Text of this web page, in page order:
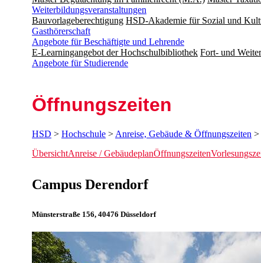
Weiterbildungsveranstaltungen
Bauvorlageberechtigung HSD-Akademie für Sozial und
Gasthörerschaft
Angebote für Beschäftigte und Lehrende
E-Learningangebot der Hochschulbibliothek Fort- und
Angebote für Studierende
Öffnungs­zeiten
HSD > Hochschule > Anreise, Gebäude & Öffnungszeiten >
ÜbersichtAnreise / GebäudeplanÖffnungszeiten
​​​​​​​​​​Campus Derendorf
Münsterstraße 156, 40476 Düsseldorf